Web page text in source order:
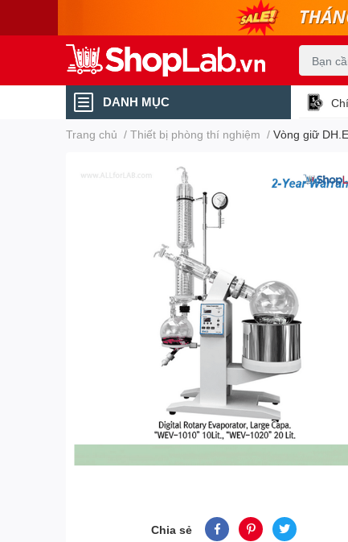
DANH MỤC
Trang chủ / Thiết bị phòng thí nghiệm / Vòng giữ
Chia sẻ